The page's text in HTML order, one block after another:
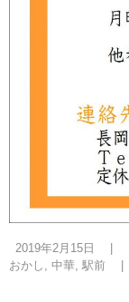
2019年2月15日
おかし , 中華, 駅前